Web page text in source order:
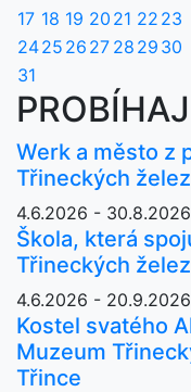
17 18 19 20 21 22 23
2425 26 27 28 29 30
31
Werk a město z
Třineckých
4.6.2026 - 30.8.2026
Škola, která
Třineckých
4.6.2026 - 20.9.2026
Kostel svatého
Muzeum
Třince